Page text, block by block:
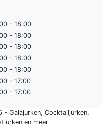
- 18:00
- 18:00
- 18:00
- 18:00
- 18:00
- 17:00
- 17:00
- Galajurken, Cocktailjurken,
en meer